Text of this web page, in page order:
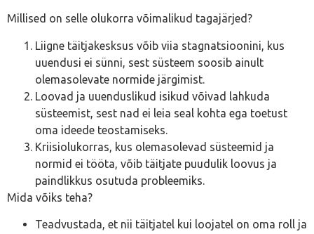
Millised on selle olukorra võimalikud tagajärjed?
Liigne täitjakesksus võib viia stagnatsioonini, kus
uuendusi ei sünni, sest süsteem soosib ainult
olemasolevate normide järgimist.
Loovad ja uuenduslikud isikud võivad lahkuda
süsteemist, sest nad ei leia seal kohta ega toetust
oma ideede teostamiseks.
Kriisiolukorras, kus olemasolevad süsteemid ja
normid ei tööta, võib täitjate puudulik loovus ja
paindlikkus osutuda probleemiks.
Mida võiks teha?
Teadvustada, et nii täitjatel kui loojatel on oma roll ja